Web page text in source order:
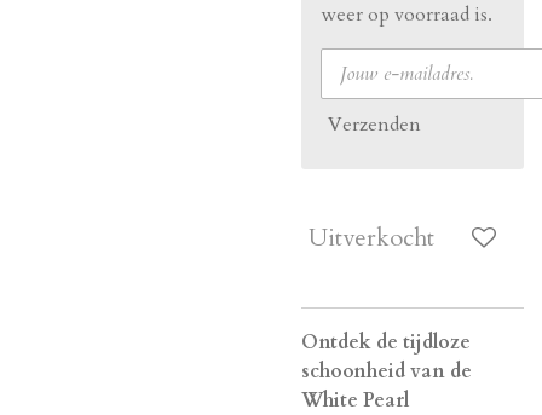
weer op voorraad is.
Verzenden
Uitverkocht
Ontdek de tijdloze
schoonheid van de
White Pearl